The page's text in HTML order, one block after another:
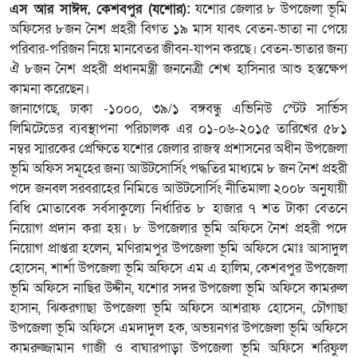
এস আর সাঈদ, কেশবপুর (যশোর): যশোর জেলার ৮ উপজেলা ভূমি
অফিসের ৮জন নৈশ প্রহরী বিগত ১৯ মাস যাবৎ বেতন-ভাতা না পেয়ে
পরিবার-পরিজন নিয়ে মানবেতর জীবন-যাপন করছে। বেতন-ভাতার জন্য
ঐ ৮জন নৈশ প্রহরী প্রধানমন্ত্রী জননেত্রী শেখ হাসিনার আশু হস্তক্ষেপ
কামনা করেছেন।
জানাগেছে, ঢাকা -১০০০, ৩৯/১ বঙ্গবন্ধু এভিনিউ স্টেট সার্ভিস
লিমিটেডের ব্যবস্থাপনা পরিচালক এর ০১-০৬-২০১৫ তারিখের ৫৮১
নম্বর স্মারকের প্রেক্ষিতে যশোর জেলার রাজস্ব প্রশাসনের অধীন উপজেলা
ভূমি অফিস সমূহের জন্য আউটসোর্সিং পদ্ধতির মাধ্যমে ৮ জন নৈশ প্রহরী
পদে জনবল সরবরাহের নিমিত্তে আউটসোর্সিং নীতিমালা ২০০৮ অনুযায়ী
বিধি মোতাবেক সর্বসাকুল্যে নির্ধারিত ৮ হাজার ৭ শত টাকা বেতনে
নিয়োগ প্রদান করা হয়। ৮ উপজেলার ভূমি অফিসে নৈশ প্রহরী পদে
নিয়োগ প্রাপ্তরা হলেন, মণিরামপুর উপজেলা ভূমি অফিসে মোঃ আসাদুল
হোসেন, শার্শা উপজেলা ভূমি অফিসে এম এ হালিম, কেশবপুর উপজেলা
ভূমি অফিসে নাছির উদ্দীন, যশোর সদর উপজেলা ভূমি অফিসে কামরুল
হাসান, ঝিকরগাছা উপজেলা ভূমি অফিসে আশরাফ হোসেন, চৌগাছা
উপজেলা ভূমি অফিসে এমদাদুল হক, অভয়নগর উপজেলা ভূমি অফিসে
কামরুজ্জামান গাজী ও বাঘারপাড়া উপজেলা ভূমি অফিসে শরিফুল